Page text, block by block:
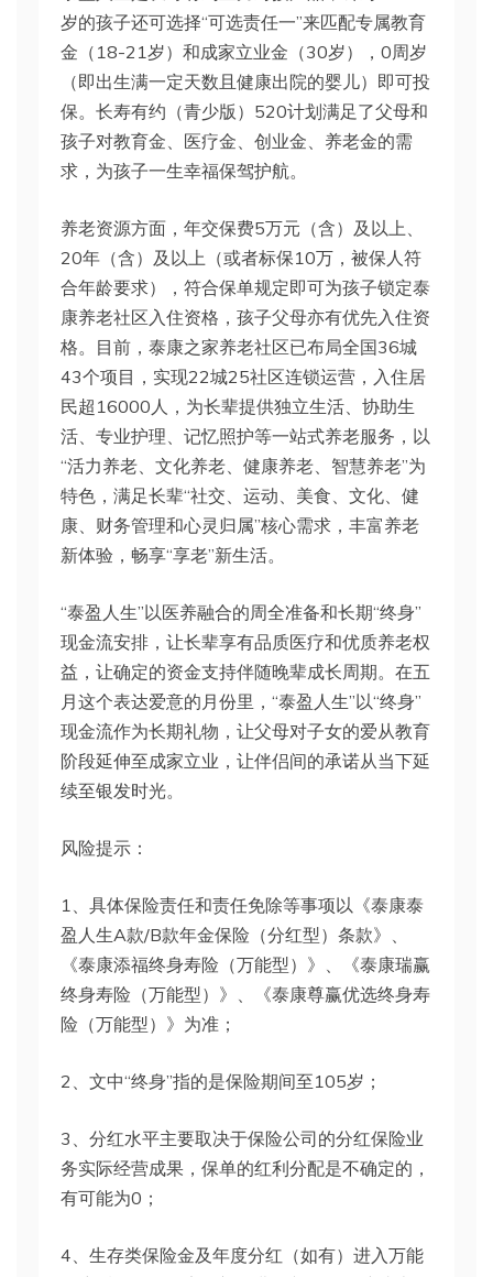
岁的孩子还可选择“可选责任一”来匹配专属教育
金（18-21岁）和成家立业金（30岁），0周岁
（即出生满一定天数且健康出院的婴儿）即可投
保。长寿有约（青少版）520计划满足了父母和
孩子对教育金、医疗金、创业金、养老金的需
求，为孩子一生幸福保驾护航。
养老资源方面，年交保费5万元（含）及以上、
20年（含）及以上（或者标保10万，被保人符
合年龄要求），符合保单规定即可为孩子锁定泰
康养老社区入住资格，孩子父母亦有优先入住资
格。目前，泰康之家养老社区已布局全国36城
43个项目，实现22城25社区连锁运营，入住居
民超16000人，为长辈提供独立生活、协助生
活、专业护理、记忆照护等一站式养老服务，以
“活力养老、文化养老、健康养老、智慧养老”为
特色，满足长辈“社交、运动、美食、文化、健
康、财务管理和心灵归属”核心需求，丰富养老
新体验，畅享“享老”新生活。
“泰盈人生”以医养融合的周全准备和长期“终身”
现金流安排，让长辈享有品质医疗和优质养老权
益，让确定的资金支持伴随晚辈成长周期。在五
月这个表达爱意的月份里，“泰盈人生”以“终身”
现金流作为长期礼物，让父母对子女的爱从教育
阶段延伸至成家立业，让伴侣间的承诺从当下延
续至银发时光。
风险提示：
1、具体保险责任和责任免除等事项以《泰康泰
盈人生A款/B款年金保险（分红型）条款》、
《泰康添福终身寿险（万能型）》、《泰康瑞赢
终身寿险（万能型）》、《泰康尊赢优选终身寿
险（万能型）》为准；
2、文中“终身”指的是保险期间至105岁；
3、分红水平主要取决于保险公司的分红保险业
务实际经营成果，保单的红利分配是不确定的，
有可能为0；
4、生存类保险金及年度分红（如有）进入万能